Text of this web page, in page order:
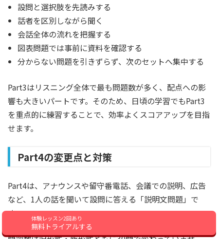
体験レッスン2回あり
無料トライアルする
設問と選択肢を先読みする
話者を区別しながら聞く
会話全体の流れを把握する
図表問題では事前に資料を確認する
分からない問題を引きずらず、次のセットへ集中する
Part3はリスニング全体で最も問題数が多く、配点への影
響も大きいパートです。そのため、日頃の学習でもPart3
を重点的に練習することで、効率よくスコアアップを目指
せます。
Part4の変更点と対策
Part4は、アナウンスや留守番電話、会議での説明、広告
など、1人の話を聞いて設問に答える「説明文問題」で
す。